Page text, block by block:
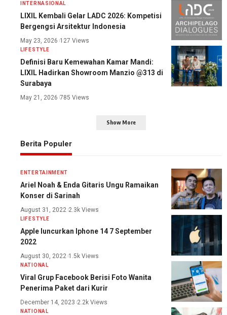
INTERNASIONAL
LIXIL Kembali Gelar LADC 2026: Kompetisi
Bergengsi Arsitektur Indonesia
May 23, 2026 127 Views
LIFESTYLE
Definisi Baru Kemewahan Kamar Mandi:
LIXIL Hadirkan Showroom Manzio @313 di
Surabaya
May 21, 2026 785 Views
Show More
Berita Populer
ENTERTAINMENT
Ariel Noah & Enda Gitaris Ungu Ramaikan
Konser di Sarinah
August 31, 2022 2.3k Views
LIFESTYLE
Apple luncurkan Iphone 14 7 September
2022
August 30, 2022 1.5k Views
NATIONAL
Viral Grup Facebook Berisi Foto Wanita
Penerima Paket dari Kurir
December 14, 2023 2.2k Views
NATIONAL